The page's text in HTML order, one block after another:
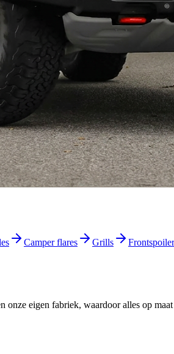
Camper flares Grills
eigen fabriek, waardoor alles op